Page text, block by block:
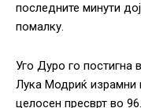
последните минути
помалку.
Уго Дуро го постигна
Лука Модриќ израмни
целосен пресврт во